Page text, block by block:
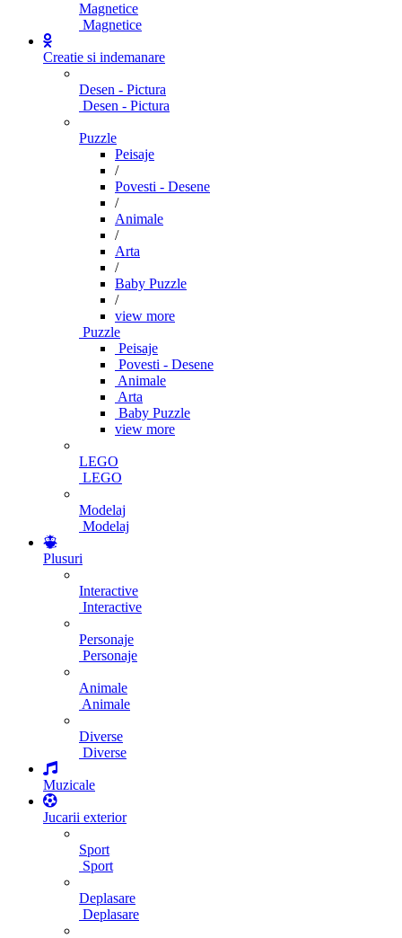
Magnetice
Magnetice
Creatie si indemanare
Desen - Pictura
Desen - Pictura
Puzzle
Peisaje
/
Povesti - Desene
/
Animale
/
Arta
/
Baby Puzzle
/
view more
Puzzle
Peisaje
Povesti - Desene
Animale
Arta
Baby Puzzle
view more
LEGO
LEGO
Modelaj
Modelaj
Plusuri
Interactive
Interactive
Personaje
Personaje
Animale
Animale
Diverse
Diverse
Muzicale
Jucarii exterior
Sport
Sport
Deplasare
Deplasare